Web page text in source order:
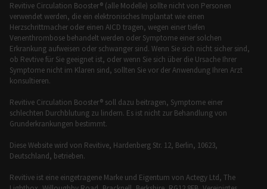
Revitive Circulation Booster® (alle Modelle) sollte nicht von Personen
verwendet werden, die ein elektronisches Implantat wie einen
Herzschrittmacher oder einen AICD tragen, wegen einer tiefen
Venenthrombose behandelt werden oder Symptome einer solchen
Erkrankung aufweisen oder schwanger sind. Wenn Sie sich nicht sicher sind,
ob Revtive für Sie geeignet ist, oder wenn Sie sich über die Ursache Ihrer
Symptome nicht im Klaren sind, sollten Sie vor der Anwendung Ihren Arzt
konsultieren.
Revitive Circulation Booster® soll dazu beitragen, Symptome einer
schlechten Durchblutung zu lindern. Es ist nicht zur Behandlung von
Grunderkrankungen bestimmt.
Diese Website wird von Revitive, Hardenberg Str. 12, Berlin, 10623,
Deutschland, betrieben.
Revitive ist eine eingetragene Marke und Eigentum von Actegy Ltd, The